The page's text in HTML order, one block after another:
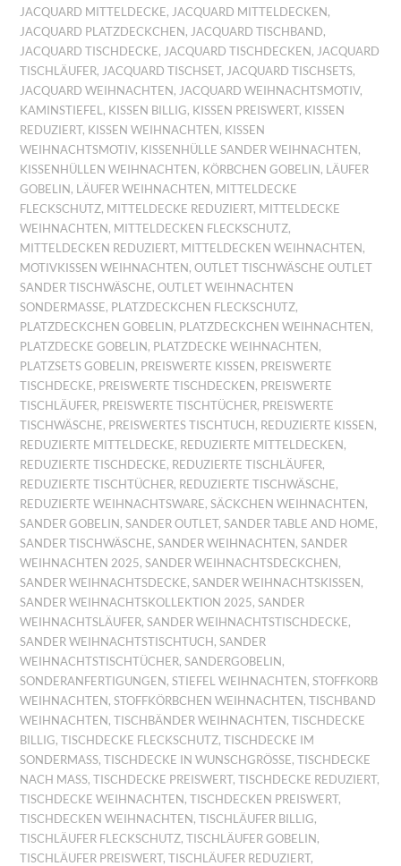
JACQUARD MITTELDECKE, JACQUARD MITTELDECKEN,
JACQUARD PLATZDECKCHEN, JACQUARD TISCHBAND,
JACQUARD TISCHDECKE, JACQUARD TISCHDECKEN, JACQUARD
TISCHLÄUFER, JACQUARD TISCHSET, JACQUARD TISCHSETS,
JACQUARD WEIHNACHTEN, JACQUARD WEIHNACHTSMOTIV,
KAMINSTIEFEL , KISSEN BILLIG, KISSEN PREISWERT, KISSEN
REDUZIERT, KISSEN WEIHNACHTEN, KISSEN
WEIHNACHTSMOTIV, KISSENHÜLLE SANDER WEIHNACHTEN,
KISSENHÜLLEN WEIHNACHTEN, KÖRBCHEN GOBELIN, LÄUFER
GOBELIN, LÄUFER WEIHNACHTEN, MITTELDECKE
FLECKSCHUTZ, MITTELDECKE REDUZIERT, MITTELDECKE
WEIHNACHTEN, MITTELDECKEN FLECKSCHUTZ,
MITTELDECKEN REDUZIERT, MITTELDECKEN WEIHNACHTEN,
MOTIVKISSEN WEIHNACHTEN,OUTLET TISCHWÄSCHE OUTLET
SANDER TISCHWÄSCHE,OUTLET WEIHNACHTEN
SONDERMASSE , PLATZDECKCHEN FLECKSCHUTZ,
PLATZDECKCHEN GOBELIN, PLATZDECKCHEN WEIHNACHTEN,
PLATZDECKE GOBELIN, PLATZDECKE WEIHNACHTEN,
PLATZSETS GOBELIN, PREISWERTE KISSEN, PREISWERTE
TISCHDECKE, PREISWERTE TISCHDECKEN, PREISWERTE
TISCHLÄUFER, PREISWERTE TISCHTÜCHER, PREISWERTE
TISCHWÄSCHE, PREISWERTES TISCHTUCH, REDUZIERTE KISSEN,
REDUZIERTE MITTELDECKE, REDUZIERTE MITTELDECKEN,
REDUZIERTE TISCHDECKE, REDUZIERTE TISCHLÄUFER,
REDUZIERTE TISCHTÜCHER, REDUZIERTE TISCHWÄSCHE,
REDUZIERTE WEIHNACHTSWARE,SÄCKCHEN WEIHNACHTEN,
SANDER GOBELIN,SANDER OUTLET,SANDER TABLE AND HOME,
SANDER TISCHWÄSCHE,SANDER WEIHNACHTEN,SANDER
WEIHNACHTEN 2025,SANDER WEIHNACHTSDECKCHEN,
SANDER WEIHNACHTSDECKE,SANDER WEIHNACHTSKISSEN,
SANDER WEIHNACHTSKOLLEKTION 2025,SANDER
WEIHNACHTSLÄUFER,SANDER WEIHNACHTSTISCHDECKE,
SANDER WEIHNACHTSTISCHTUCH,SANDER
WEIHNACHTSTISCHTÜCHER,SANDERGOBELIN,
SONDERANFERTIGUNGEN,STIEFEL WEIHNACHTEN,STOFFKORB
WEIHNACHTEN,STOFFKÖRBCHEN WEIHNACHTEN,TISCHBAND
WEIHNACHTEN,TISCHBÄNDER WEIHNACHTEN,TISCHDECKE
BILLIG,TISCHDECKE FLECKSCHUTZ,TISCHDECKE IM
SONDERMASS ,TISCHDECKE IN WUNSCHGRÖSSE ,TISCHDECKE
NACH MASS ,TISCHDECKE PREISWERT,TISCHDECKE REDUZIERT,
TISCHDECKE WEIHNACHTEN,TISCHDECKEN PREISWERT,
TISCHDECKEN WEIHNACHTEN,TISCHLÄUFER BILLIG,
TISCHLÄUFER FLECKSCHUTZ,TISCHLÄUFER GOBELIN,
TISCHLÄUFER PREISWERT,TISCHLÄUFER REDUZIERT,